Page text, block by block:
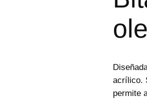
d
p
d
u
c
acrílico.
permite